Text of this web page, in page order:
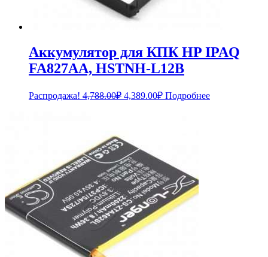
Аккумулятор для КПК HP IPAQ
FA827AA, HSTNH-L12B
Распродажа! 4,788.00₽ Первоначальная
4,389.00₽Текущая
цена:
Подробнее